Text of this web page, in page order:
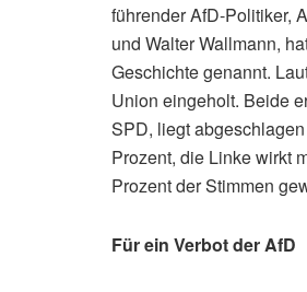
führender AfD-Politiker,
und Walter Wallmann,
Geschichte genannt.
Union eingeholt. Beide
SPD, liegt
Prozent, die Linke wirkt
Prozent der Stimmen
Für ein Verbot der AfD